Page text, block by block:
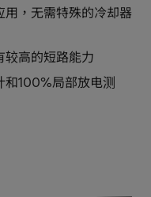
，无需特殊的冷却器
较高的短路能力
和100%局部放电测